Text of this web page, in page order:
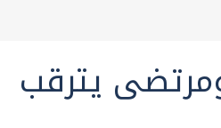
يترقب